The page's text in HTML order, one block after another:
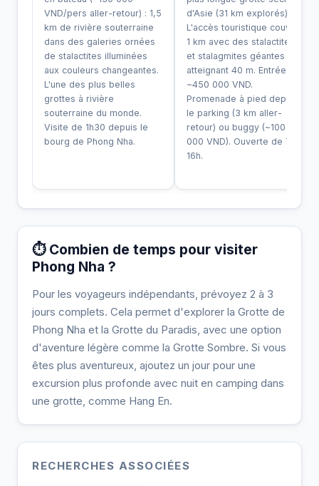
VND/pers aller-retour) : 1,5
km de rivière souterraine
dans des galeries ornées
de stalactites illuminées
aux couleurs changeantes.
L'une des plus belles
grottes à rivière
souterraine du monde.
Visite de 1h30 depuis le
bourg de Phong Nha.
d'Asie (31 km explorés).
L'accès touristique couvre
1 km avec des stalactites
et stalagmites géantes
atteignant 40 m. Entrée
~450 000 VND.
Promenade à pied depuis
le parking (3 km aller-
retour) ou buggy (~100
000 VND). Ouverte de 7h à
16h.
⏱️ Combien de temps pour visiter
Phong Nha ?
Pour les voyageurs indépendants, prévoyez 2 à 3
jours complets. Cela permet d'explorer la Grotte de
Phong Nha et la Grotte du Paradis, avec une option
d'aventure légère comme la Grotte Sombre. Si vous
êtes plus aventureux, ajoutez un jour pour une
excursion plus profonde avec nuit en camping dans
une grotte, comme Hang En.
RECHERCHES ASSOCIÉES